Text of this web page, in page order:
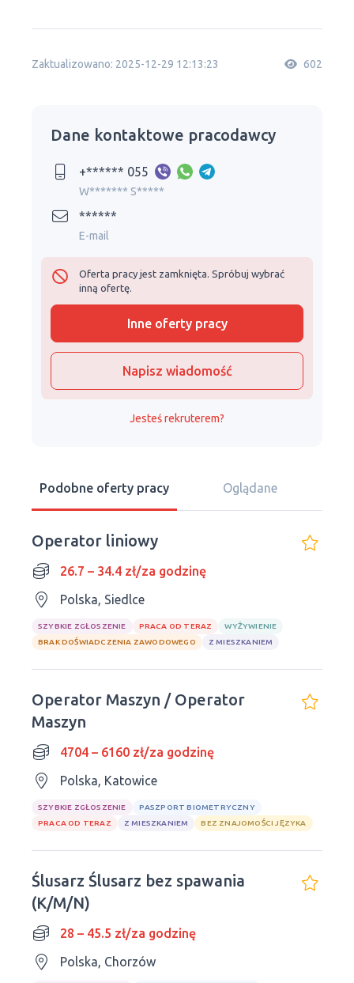
Zaktualizowano: 2025-12-29 12:13:23 602
Dane kontaktowe pracodawcy
+****** 055
W******* S*****
******
E-mail
Oferta pracy jest zamknięta. Spróbuj wybrać
inną ofertę.
Inne oferty pracy
Napisz wiadomość
Jesteś rekruterem?
Podobne oferty pracy Oglądane
Operator liniowy
26.7 – 34.4 zł/za godzinę
Polska, Siedlce
SZYBKIE ZGŁOSZENIE PRACA OD TERAZ
WYŻYWIENIE
BRAK DOŚWIADCZENIA ZAWODOWEGO
Z MIESZKANIEM
Operator Maszyn / Operator
Maszyn
4704 – 6160 zł/za godzinę
Polska, Katowice
SZYBKIE ZGŁOSZENIE
PASZPORT BIOMETRYCZNY
PRACA OD TERAZ
Z MIESZKANIEM BEZ ZNAJOMOŚCI JĘZYKA
Ślusarz Ślusarz bez spawania
(K/M/N)
28 – 45.5 zł/za godzinę
Polska, Chorzów